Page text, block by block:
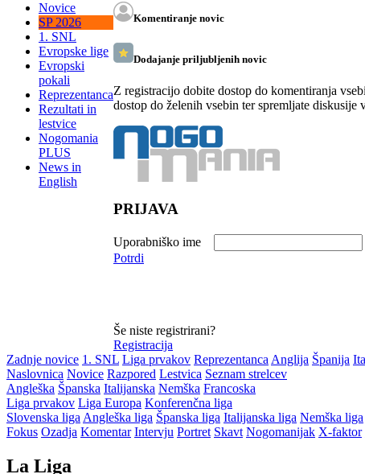
Novice
SP 2026
1. SNL
Evropske lige
Evropski
pokali
Reprezentanca
Rezultati in
lestvice
Nogomania
PLUS
News in
English
Komentiranje novic
Dodajanje priljubljenih novic
Z registracijo dobite dostop do komentiranja
dostop do želenih vsebin ter spremljate
PRIJAVA
Uporabniško ime
Potrdi
Še niste registrirani?
Registracija
Zadnje novice 1. SNL Liga prvakov Reprezentanca Anglija Španija
Naslovnica Novice Razpored Lestvica Seznam strelcev
Angleška Španska Italijanska Nemška Francoska
Liga prvakov Liga Europa Konferenčna liga
Slovenska liga Angleška liga Španska liga Italijanska liga Nemška liga
Fokus Ozadja Komentar Intervju Portret Skavt Nogomanijak X-faktor
La Liga